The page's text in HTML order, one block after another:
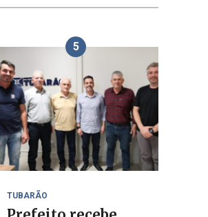
5
TUBARÃO